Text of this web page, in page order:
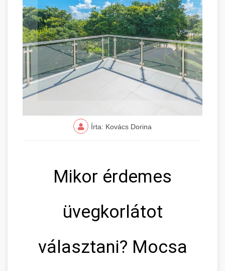
Írta: Kovács Dorina
Mikor érdemes
üvegkorlátot
választani? Mocsa